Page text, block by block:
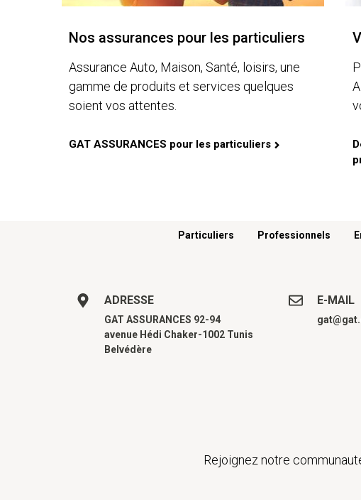
Nos assurances pour les particuliers
Assurance Auto, Maison, Santé, loisirs, une
gamme de produits et services quelques
soient vos attentes.
GAT ASSURANCES pour les particuliers
Particuliers Professionnels
ADRESSE
GAT ASSURANCES 92-94
avenue Hédi Chaker-1002 Tunis
Belvédère
E-MAIL
Rejoignez notre